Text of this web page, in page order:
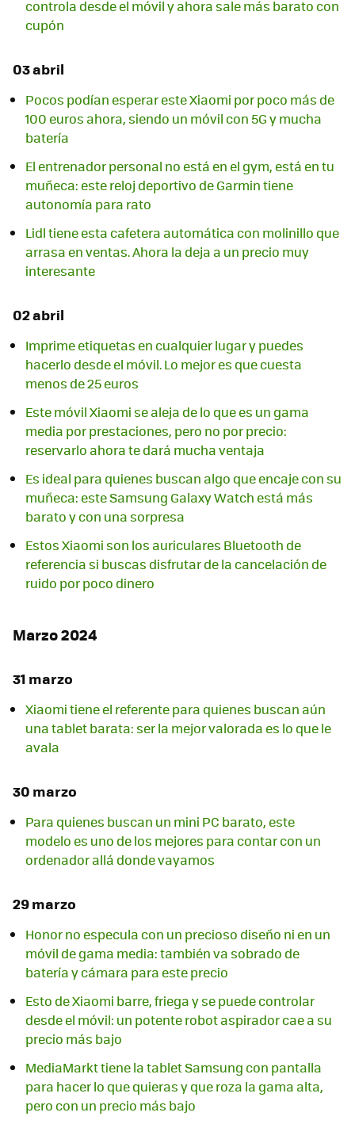
controla desde el móvil y ahora sale más barato con
cupón
03 abril
Pocos podían esperar este Xiaomi por poco más de
100 euros ahora, siendo un móvil con 5G y mucha
batería
El entrenador personal no está en el gym, está en tu
muñeca: este reloj deportivo de Garmin tiene
autonomía para rato
Lidl tiene esta cafetera automática con molinillo que
arrasa en ventas. Ahora la deja a un precio muy
interesante
02 abril
Imprime etiquetas en cualquier lugar y puedes
hacerlo desde el móvil. Lo mejor es que cuesta
menos de 25 euros
Este móvil Xiaomi se aleja de lo que es un gama
media por prestaciones, pero no por precio:
reservarlo ahora te dará mucha ventaja
Es ideal para quienes buscan algo que encaje con su
muñeca: este Samsung Galaxy Watch está más
barato y con una sorpresa
Estos Xiaomi son los auriculares Bluetooth de
referencia si buscas disfrutar de la cancelación de
ruido por poco dinero
Marzo 2024
31 marzo
Xiaomi tiene el referente para quienes buscan aún
una tablet barata: ser la mejor valorada es lo que le
avala
30 marzo
Para quienes buscan un mini PC barato, este
modelo es uno de los mejores para contar con un
ordenador allá donde vayamos
29 marzo
Honor no especula con un precioso diseño ni en un
móvil de gama media: también va sobrado de
batería y cámara para este precio
Esto de Xiaomi barre, friega y se puede controlar
desde el móvil: un potente robot aspirador cae a su
precio más bajo
MediaMarkt tiene la tablet Samsung con pantalla
para hacer lo que quieras y que roza la gama alta,
pero con un precio más bajo